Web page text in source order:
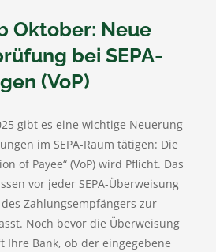
Oktober: Neue
bei SEPA-
(VoP)
gibt es eine wichtige Neuerung
im SEPA-Raum tätigen: Die
of Payee“ (VoP) wird Pflicht. Das
vor jeder SEPA-Überweisung
Zahlungsempfängers zur
Noch bevor die Überweisung
Bank, ob der eingegebene